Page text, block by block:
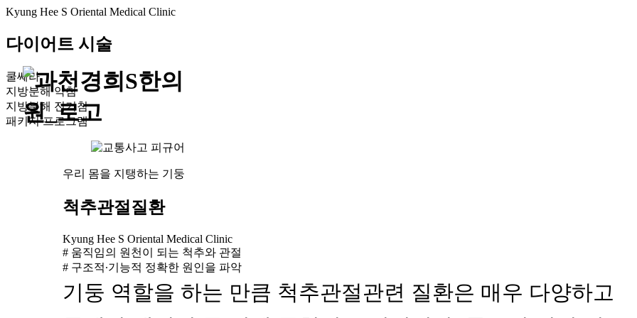
Kyung Hee S Oriental Medical Clinic
다이어트 시술
쿨쎄라
지방분해 약침
지방분해 전기침
패키지 프로그램
우리 몸을 지탱하는 기둥
척추관절질환
Kyung Hee S Oriental Medical Clinic
# 움직임의 원천이 되는 척추와 관절
# 구조적∙기능적 정확한 원인을 파악
기둥 역할을 하는 만큼 척추관절관련 질환은 매우 다양하고